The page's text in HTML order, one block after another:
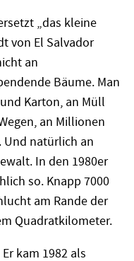
„das kleine
von El Salvador
an
Bäume. Man
Karton, an Müll
an Millionen
Und natürlich an
In den 1980er
so. Knapp 7000
am Rande der
Quadratkilometer.
kam 1982 als